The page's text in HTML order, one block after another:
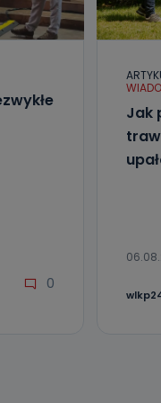
Telewizja
19 nie
Co
Po
Telewizji
19 dostępu
ich
sprzeciwu
0
Jak